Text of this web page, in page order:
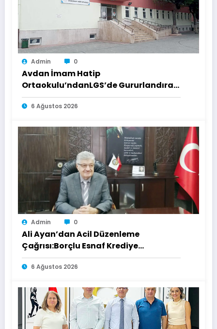
Admin 0
Avdan İmam Hatip
Ortaokulu’ndanLGS’de Gururlandıran
Başarı
6 Ağustos 2026
Admin 0
Ali Ayan’dan Acil Düzenleme
Çağrısı:Borçlu Esnaf Krediye
Ulaşamıyor
6 Ağustos 2026